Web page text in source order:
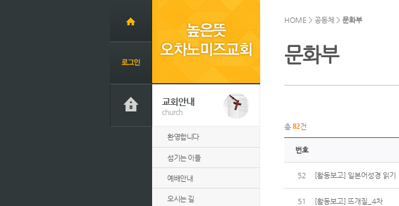
환영합니다
섬기는 이들
예배안내
오시는 길
HOME > 공동체 > 문화부
문화부
총 82건
번호
52 [활동보고] 일본어성경 읽기
51 [활동보고] 뜨개질_4차